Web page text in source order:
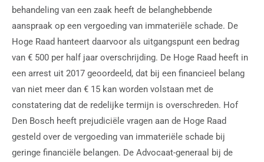
behandeling van een zaak heeft de belanghebbende
aanspraak op een vergoeding van immateriële schade. De
Hoge Raad hanteert daarvoor als uitgangspunt een bedrag
van € 500 per half jaar overschrijding. De Hoge Raad heeft in
een arrest uit 2017 geoordeeld, dat bij een financieel belang
van niet meer dan € 15 kan worden volstaan met de
constatering dat de redelijke termijn is overschreden. Hof
Den Bosch heeft prejudiciële vragen aan de Hoge Raad
gesteld over de vergoeding van immateriële schade bij
geringe financiële belangen. De Advocaat-generaal bij de